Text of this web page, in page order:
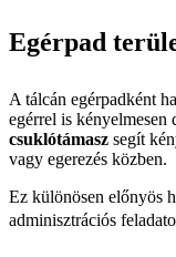
Egérpad
A tálcán egérpadként
egérrel is kényelmesen
csuklótámasz segít
vagy egerezés közben.
Ez különösen előnyös
adminisztrációs